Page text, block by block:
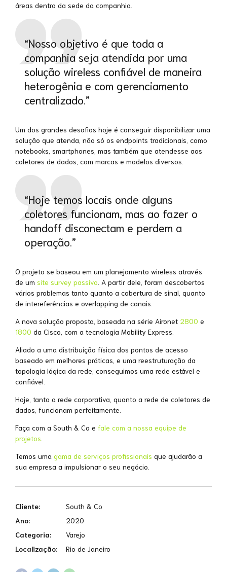
áreas dentro da sede da companhia.
“Nosso objetivo é que toda a
companhia seja atendida por uma
solução wireless confiável de maneira
heterogênia e com gerenciamento
centralizado.”
Um dos grandes desafios hoje é conseguir disponibilizar uma
solução que atenda, não só os endpoints tradicionais, como
notebooks, smartphones, mas também que atendesse aos
coletores de dados, com marcas e modelos diversos.
“Hoje temos locais onde alguns
coletores funcionam, mas ao fazer o
handoff disconectam e perdem a
operação.”
O projeto se baseou em um planejamento wireless através
de um site survey passivo . A partir dele, foram descobertos
vários problemas tanto quanto a cobertura de sinal, quanto
de intereferências e overlapping de canais.
A nova solução proposta, baseada na série Aironet 2800 e
1800 da Cisco, com a tecnologia Mobility Express.
Aliado a uma distribuição física dos pontos de acesso
baseado em melhores práticas, e uma reestruturação da
topologia lógica da rede, conseguimos uma rede estável e
confiável.
Hoje, tanto a rede corporativa, quanto a rede de coletores de
dados, funcionam perfeitamente.
Faça com a South & Co e fale com a nossa equipe de
projetos
Temos uma gama de serviços profissionais que ajudarão a
sua empresa a impulsionar o seu negócio.
Cliente:
South & Co
Ano:
2020
Categoria:
Varejo
Localização:
Rio de Janeiro